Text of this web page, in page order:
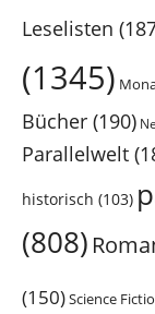
Leselisten
(1345)
Bücher (190)
Parallelwelt
historisch (103)
(808)
(150)Science